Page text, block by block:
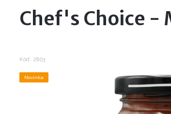
Chef's Choice -
Kód: 2803
Novinka